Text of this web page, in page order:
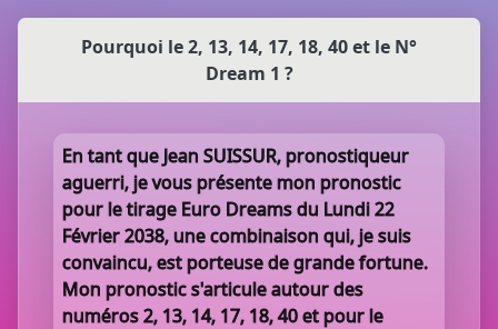
Pourquoi le 2, 13, 14, 17, 18, 40 et le N°
Dream 1 ?
En tant que Jean SUISSUR, pronostiqueur
aguerri, je vous présente mon pronostic
pour le tirage Euro Dreams du Lundi 22
Février 2038, une combinaison qui, je suis
convaincu, est porteuse de grande fortune.
Mon pronostic s'articule autour des
numéros 2, 13, 14, 17, 18, 40 et pour le